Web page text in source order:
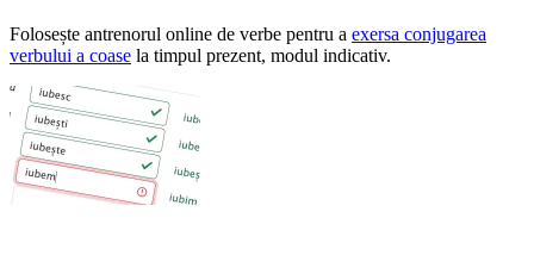
Folosește antrenorul online de verbe pentru a exersa conjugarea
verbului a coase la timpul prezent, modul indicativ.